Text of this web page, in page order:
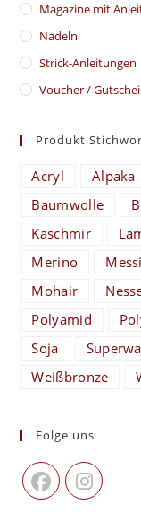
Magazine mit
Nadeln
Strick-Anleitungen
Voucher /
Produkt
Acryl Alpaka
Baumwolle
Kaschmir
Merino
Mohair
Polyamid
Soja
Weißbronze
Folge uns